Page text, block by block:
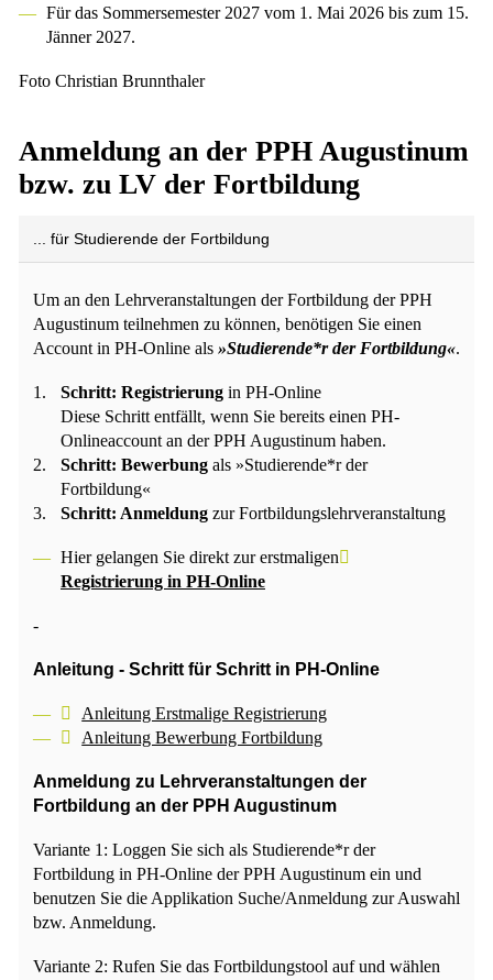
Für das Sommersemester 2027 vom 1. Mai 2026 bis zum 15.
Jänner 2027.
Foto Christian Brunnthaler
Anmeldung an der PPH Augustinum
bzw. zu LV der Fortbildung
... für Studierende der Fortbildung
Um an den Lehrveranstaltungen der Fortbildung der PPH
Augustinum teilnehmen zu können, benötigen Sie einen
Account in PH-Online als »Studierende*r der Fortbildung«.
Schritt: Registrierung in PH-Online
Diese Schritt entfällt, wenn Sie bereits einen PH-
Onlineaccount an der PPH Augustinum haben.
Schritt: Bewerbung als »Studierende*r der
Fortbildung«
Schritt: Anmeldung zur Fortbildungslehrveranstaltung
Hier gelangen Sie direkt zur erstmaligen
Registrierung in PH-Online
-
Anleitung - Schritt für Schritt in PH-Online
Anleitung Erstmalige Registrierung
Anleitung Bewerbung Fortbildung
Anmeldung zu Lehrveranstaltungen der
Fortbildung an der PPH Augustinum
Variante 1: Loggen Sie sich als Studierende*r der
Fortbildung in PH-Online der PPH Augustinum ein und
benutzen Sie die Applikation Suche/Anmeldung zur Auswahl
bzw. Anmeldung.
Variante 2: Rufen Sie das Fortbildungstool auf und wählen